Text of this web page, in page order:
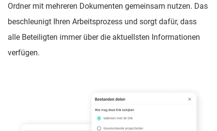
Ordner mit mehreren Dokumenten gemeinsam nutzen. Das
beschleunigt Ihren Arbeitsprozess und sorgt dafür, dass
alle Beteiligten immer über die aktuellsten Informationen
verfügen.